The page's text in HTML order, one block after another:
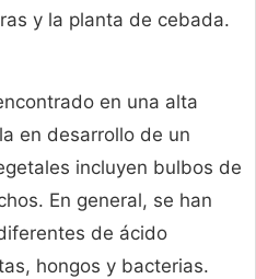
y la planta de cebada.
en una alta
en desarrollo de un
incluyen bulbos de
En general, se han
de ácido
hongos y bacterias.